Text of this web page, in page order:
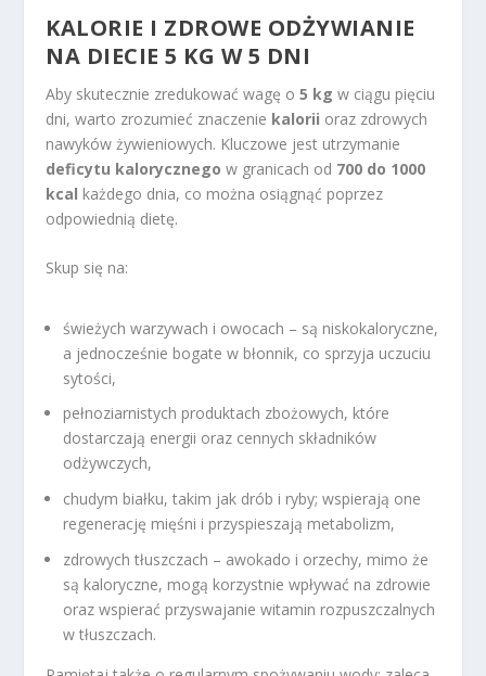
KALORIE I ZDROWE ODŻYWIANIE
NA DIECIE 5 KG W 5 DNI
Aby skutecznie zredukować wagę o5 kg w ciągu pięciu
dni, warto zrozumieć znaczenie kalorii oraz zdrowych
nawyków żywieniowych. Kluczowe jest utrzymanie
deficytu kalorycznego w granicach od 700 do 1000
kcal każdego dnia, co można osiągnąć poprzez
odpowiednią dietę.
Skup się na:
świeżych warzywach i owocach – są niskokaloryczne,
a jednocześnie bogate w błonnik, co sprzyja uczuciu
sytości,
pełnoziarnistych produktach zbożowych, które
dostarczają energii oraz cennych składników
odżywczych,
chudym białku, takim jak drób i ryby; wspierają one
regenerację mięśni i przyspieszają metabolizm,
zdrowych tłuszczach – awokado i orzechy, mimo że
są kaloryczne, mogą korzystnie wpływać na zdrowie
oraz wspierać przyswajanie witamin rozpuszczalnych
w tłuszczach.